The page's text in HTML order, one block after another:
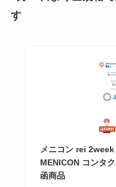
す
メニコン rei
MENICON コンタ
函商品